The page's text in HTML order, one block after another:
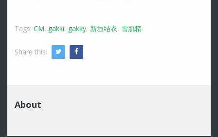
Tags: CM, gakki, gakky, 新垣结衣, 雪肌精
Share this: Twitter
About